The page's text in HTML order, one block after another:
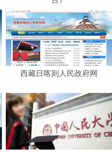
西藏日喀则人民政府网